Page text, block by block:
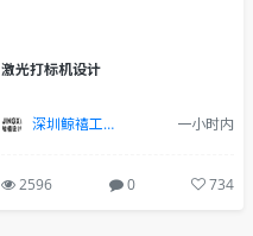
激光打标机设计
深圳鲸禧工业设计公司 一小时内
2596 0 734